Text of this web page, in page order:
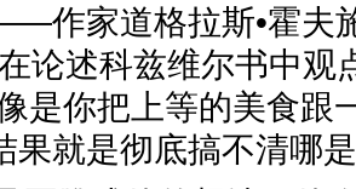
作家道格拉斯•霍夫
论述科兹维尔书中观
是你把上等的美食跟
果就是彻底搞不清哪